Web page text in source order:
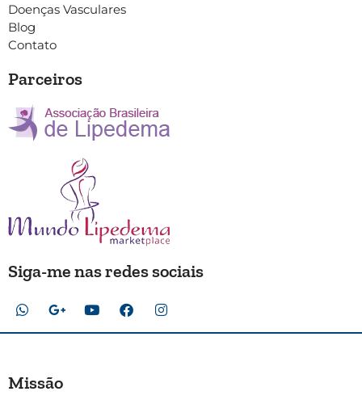
Doenças Vasculares
Blog
Contato
Parceiros
Siga-me nas redes sociais
Missão